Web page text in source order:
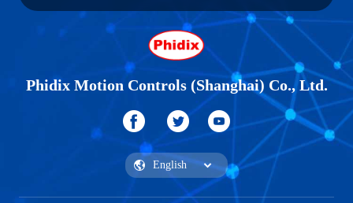
Phidix Motion Controls (Shanghai) Co., Ltd.